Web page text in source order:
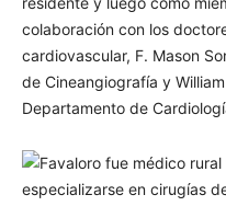
colaboración con los
cardiovascular, F. Mason
de Cineangiografía y
Departamento de